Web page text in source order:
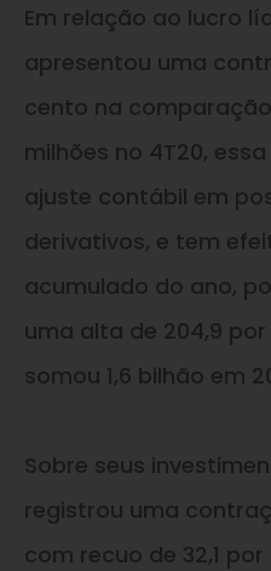
Em relação ao lucro
apresentou uma
cento na
milhões no 4T20,
ajuste contábil em
derivativos, e tem
acumulado do ano,
uma alta de 204,9
somou 1,6 bilhão em
Sobre seus
registrou uma
com recuo de 32,1